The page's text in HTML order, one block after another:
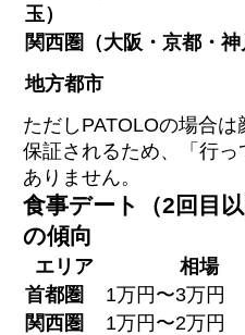
玉）
関西圏（大阪・京都・神
地方都市
ただしPATOLOの場合
保証されるため、「行
ありません。
食事デート（2回目
の傾向
エリア
相場
首都圏
1万円〜3万円
関西圏
1万円〜2万円